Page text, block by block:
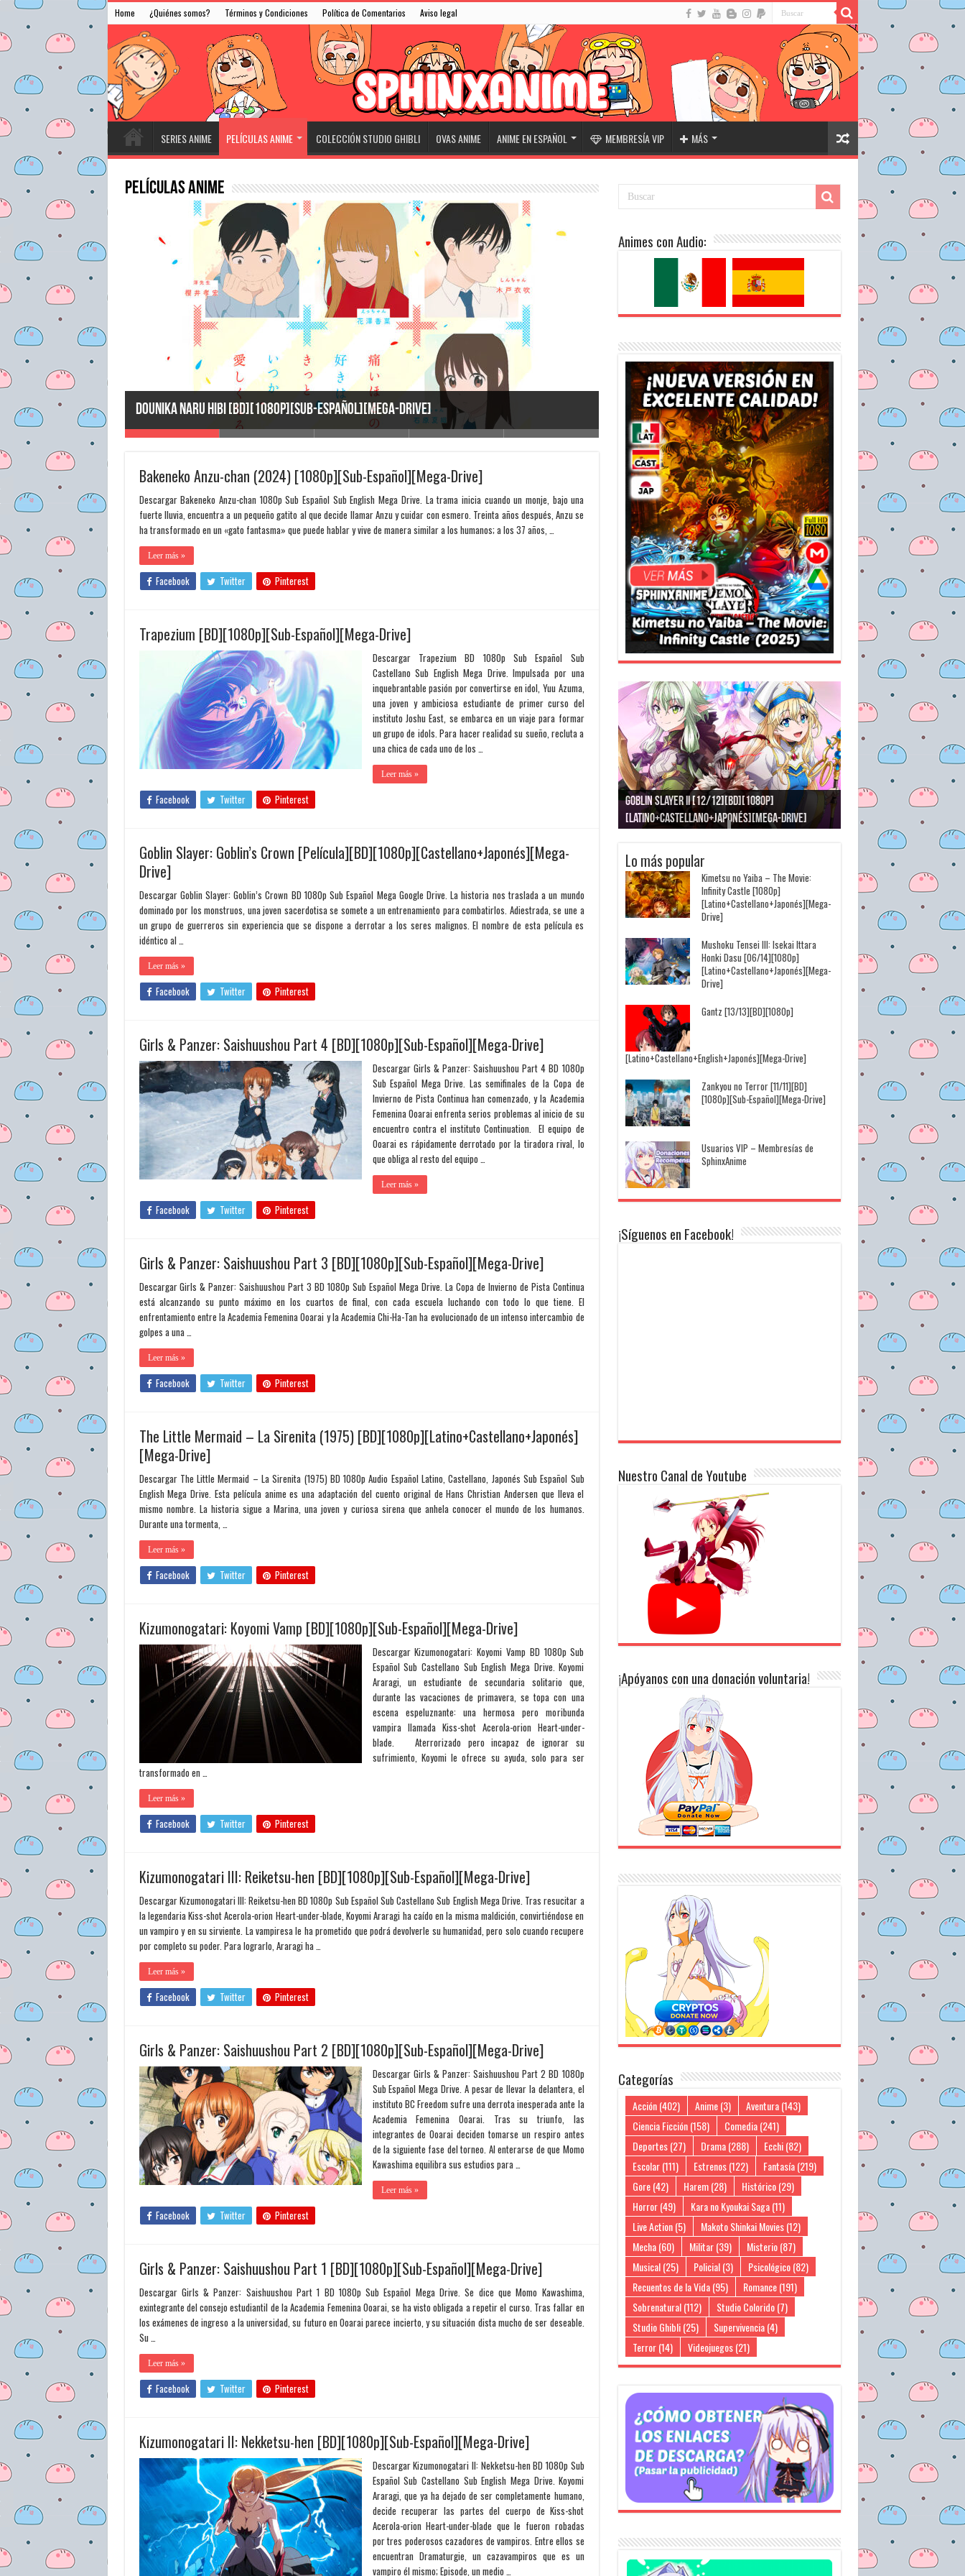
Home ¿Quiénes somos? Términos y Condiciones Política de Comentarios Aviso legal
SERIES ANIME PELÍCULAS ANIME COLECCIÓN STUDIO GHIBLI OVAS ANIME ANIME EN ESPAÑOL MEMBRESÍA VIP MÁS
Películas Anime
Dounika Naru Hibi [BD][1080p][Sub-Español][Mega-Drive]
Wolf Children
Drive]
Bakeneko Anzu-chan (2024) [1080p][Sub-Español][Mega-Drive]
Descargar Bakeneko Anzu-chan 1080p Sub Español Sub English Mega Drive. La trama inicia cuando un monje, bajo una
fuerte lluvia, encuentra a un pequeño gatito al que decide llamar Anzu y cuidar con esmero. Treinta años después, Anzu se
ha transformado en un «gato fantasma» que puede hablar y vive de manera similar a los humanos; a los 37 años, …
Leer más »
Facebook Twitter Pinterest
Trapezium [BD][1080p][Sub-Español][Mega-Drive]
Descargar Trapezium BD 1080p Sub Español Sub
Castellano Sub English Mega Drive. Impulsada por una
inquebrantable pasión por convertirse en idol, Yuu Azuma,
una joven y ambiciosa estudiante de primer curso del
instituto Joshu East, se embarca en un viaje para formar
un grupo de idols. Para hacer realidad su sueño, recluta a
una chica de cada uno de los …
Leer más »
Facebook Twitter Pinterest
Goblin Slayer: Goblin’s Crown [Película][BD][1080p][Castellano+Japonés][Mega-
Drive]
Descargar Goblin Slayer: Goblin’s Crown BD 1080p Sub Español Mega Google Drive. La historia nos traslada a un mundo
dominado por los monstruos, una joven sacerdotisa se somete a un entrenamiento para combatirlos. Adiestrada, se une a
un grupo de guerreros sin experiencia que se dispone a derrotar a los seres malignos. El nombre de esta película es
idéntico al …
Leer más »
Facebook Twitter Pinterest
Girls & Panzer: Saishuushou Part 4 [BD][1080p][Sub-Español][Mega-Drive]
Descargar Girls & Panzer: Saishuushou Part 4 BD 1080p
Sub Español Mega Drive. Las semifinales de la Copa de
Invierno de Pista Continua han comenzado, y la Academia
Femenina Ooarai enfrenta serios problemas al inicio de su
encuentro contra el instituto Continuation. El equipo de
Ooarai es rápidamente derrotado por la tiradora rival, lo
que obliga al resto del equipo …
Leer más »
Facebook Twitter Pinterest
Girls & Panzer: Saishuushou Part 3 [BD][1080p][Sub-Español][Mega-Drive]
Descargar Girls & Panzer: Saishuushou Part 3 BD 1080p Sub Español Mega Drive. La Copa de Invierno de Pista Continua
está alcanzando su punto máximo en los cuartos de final, con cada escuela luchando con todo lo que tiene. El
enfrentamiento entre la Academia Femenina Ooarai y la Academia Chi-Ha-Tan ha evolucionado de un intenso intercambio de
golpes a una …
Leer más »
Facebook Twitter Pinterest
The Little Mermaid – La Sirenita (1975) [BD][1080p][Latino+Castellano+Japonés]
[Mega-Drive]
Descargar The Little Mermaid – La Sirenita (1975) BD 1080p Audio Español Latino, Castellano, Japonés Sub Español Sub
English Mega Drive. Esta película anime es una adaptación del cuento original de Hans Christian Andersen que lleva el
mismo nombre. La historia sigue a Marina, una joven y curiosa sirena que anhela conocer el mundo de los humanos.
Durante una tormenta, …
Leer más »
Facebook Twitter Pinterest
Kizumonogatari: Koyomi Vamp [BD][1080p][Sub-Español][Mega-Drive]
Descargar Kizumonogatari: Koyomi Vamp BD 1080p Sub
Español Sub Castellano Sub English Mega Drive. Koyomi
Araragi, un estudiante de secundaria solitario que,
durante las vacaciones de primavera, se topa con una
escena espeluznante: una hermosa pero moribunda
vampira llamada Kiss-shot Acerola-orion Heart-under-
blade. Aterrorizado pero incapaz de ignorar su
sufrimiento, Koyomi le ofrece su ayuda, solo para ser
transformado en …
Leer más »
Facebook Twitter Pinterest
Kizumonogatari III: Reiketsu-hen [BD][1080p][Sub-Español][Mega-Drive]
Descargar Kizumonogatari III: Reiketsu-hen BD 1080p Sub Español Sub Castellano Sub English Mega Drive. Tras resucitar a
la legendaria Kiss-shot Acerola-orion Heart-under-blade, Koyomi Araragi ha caído en la misma maldición, convirtiéndose en
un vampiro y en su sirviente. La vampiresa le ha prometido que podrá devolverle su humanidad, pero solo cuando recupere
por completo su poder. Para lograrlo, Araragi ha …
Leer más »
Facebook Twitter Pinterest
Girls & Panzer: Saishuushou Part 2 [BD][1080p][Sub-Español][Mega-Drive]
Descargar Girls & Panzer: Saishuushou Part 2 BD 1080p
Sub Español Mega Drive. A pesar de llevar la delantera, el
instituto BC Freedom sufre una derrota inesperada ante la
Academia Femenina Ooarai. Tras su triunfo, las
integrantes de Ooarai deciden tomarse un respiro antes
de la siguiente fase del torneo. Al enterarse de que Momo
Kawashima equilibra sus estudios para …
Leer más »
Facebook Twitter Pinterest
Girls & Panzer: Saishuushou Part 1 [BD][1080p][Sub-Español][Mega-Drive]
Descargar Girls & Panzer: Saishuushou Part 1 BD 1080p Sub Español Mega Drive. Se dice que Momo Kawashima,
exintegrante del consejo estudiantil de la Academia Femenina Ooarai, se ha visto obligada a repetir el curso. Tras fallar en
los exámenes de ingreso a la universidad, su futuro en Ooarai parece incierto, y su situación dista mucho de ser deseable.
Su …
Leer más »
Facebook Twitter Pinterest
Kizumonogatari II: Nekketsu-hen [BD][1080p][Sub-Español][Mega-Drive]
Descargar Kizumonogatari II: Nekketsu-hen BD 1080p Sub
Español Sub Castellano Sub English Mega Drive. Koyomi
Araragi, que ya ha dejado de ser completamente humano,
decide recuperar las partes del cuerpo de Kiss-shot
Acerola-orion Heart-under-blade que le fueron robadas
por tres poderosos cazadores de vampiros. Entre ellos se
encuentran Dramaturgie, un cazavampiros que es un
vampiro él mismo; Episode, un medio …
Animes con Audio:
Goblin Slayer II [12/12][BD][1080p]
[Latino+Castellano+Japonés][Mega-Drive]
Jujutsu Kaisen: Kaigyoku/
[Latino+Japonés][Mega-
Lo más popular
Kimetsu no Yaiba – The Movie:
Infinity Castle [1080p]
[Latino+Castellano+Japonés][Mega-
Drive]
Mushoku Tensei III: Isekai Ittara
Honki Dasu [06/14][1080p]
[Latino+Castellano+Japonés][Mega-
Drive]
Gantz [13/13][BD][1080p]
[Latino+Castellano+English+Japonés][Mega-Drive]
Zankyou no Terror [11/11][BD]
[1080p][Sub-Español][Mega-Drive]
Usuarios VIP – Membresías de
SphinxAnime
¡Síguenos en Facebook!
Nuestro Canal de Youtube
¡Apóyanos con una donación voluntaria!
Categorías
Acción(402) Anime(3) Aventura(143)
Ciencia Ficción(158) Comedia(241)
Deportes(27) Drama(288) Ecchi(82)
Escolar(111) Estrenos(122) Fantasía(219)
Gore(42) Harem(28) Histórico(29)
Horror(49) Kara no Kyoukai Saga(11)
Live Action(5) Makoto Shinkai Movies(12)
Mecha(60) Militar(39) Misterio(87)
Musical(25) Policial(3) Psicológico(82)
Recuentos de la Vida(95) Romance(191)
Sobrenatural(112) Studio Colorido(7)
Studio Ghibli(25) Supervivencia(4)
Terror(14) Videojuegos(21)